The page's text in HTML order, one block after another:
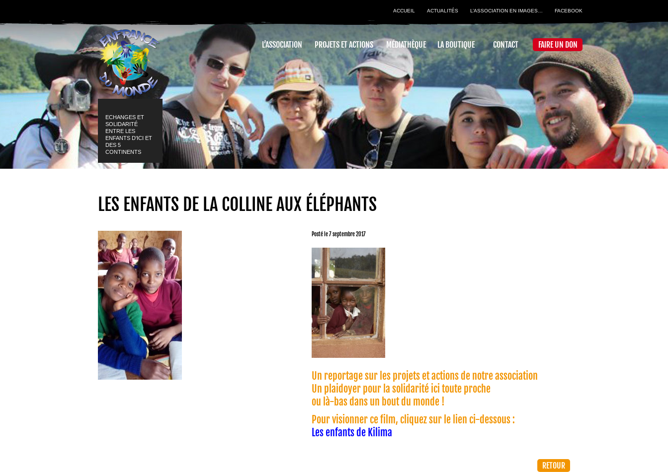
ACCUEIL ACTUALITÉS L’ASSOCIATION EN IMAGES… FACEBOOK
ECHANGES ET
SOLIDARITÉ
ENTRE LES
ENFANTS D'ICI ET
DES 5
CONTINENTS
L’ASSOCIATION PROJETS ET ACTIONS MÉDIATHÈQUE LA BOUTIQUE CONTACT FAIRE UN DON
LES ENFANTS DE LA COLLINE AUX ÉLÉPHANTS
Posté le7 septembre 2017
Un reportage sur les projets et actions de notre association
Un plaidoyer pour la solidarité ici toute proche
ou là-bas dans un bout du monde !
Pour visionner ce film, cliquez sur le lien ci-dessous :
Les enfants de Kilima
RETOUR